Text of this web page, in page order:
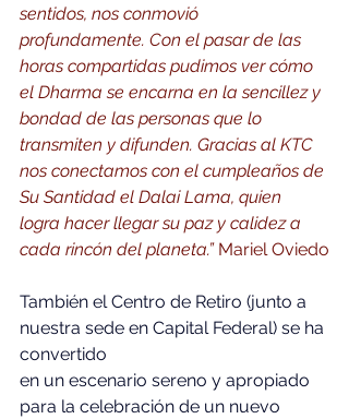
sentidos, nos conmovió
profundamente. Con el pasar de las
horas compartidas pudimos ver cómo
el Dharma se encarna en la sencillez y
bondad de las personas que lo
transmiten y difunden. Gracias al KTC
nos conectamos con el cumpleaños de
Su Santidad el Dalai Lama, quien
logra hacer llegar su paz y calidez a
cada rincón del planeta.” Mariel Oviedo
También el Centro de Retiro (junto a
nuestra sede en Capital Federal) se ha
convertido
en un escenario sereno y apropiado
para la celebración de un nuevo